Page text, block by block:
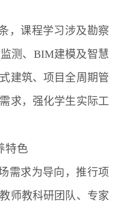
，课程学习涉及勘察
测、BIM建模及智慧
建筑、项目全周期管
求，强化学生实际工
特色
需求为导向，推行项
师教科研团队、专家